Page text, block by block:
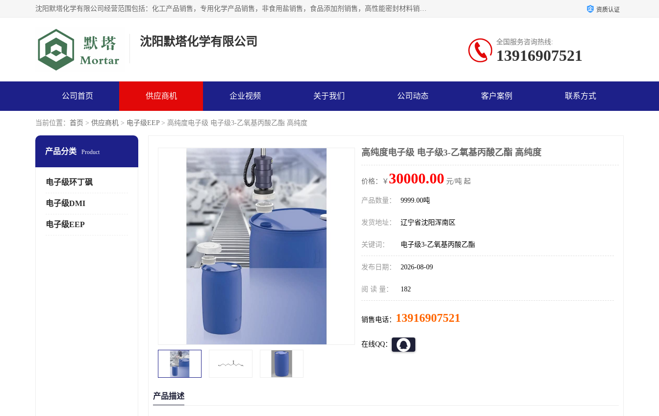
沈阳默塔化学有限公司经营范围包括：化工产品销售，专用化学产品销售，非食用盐销售，食品添加剂销售，高性能密封材料销售，涂料销售，合成材料销售，工程塑料及合成树脂销售等；主要产品有高纯电子级环丁砜，总金属离子可控制在ppb级别、纯度高、颜色浅、耐高温分解时间长，特别适合于半导体制造，硅片晶圆制造，清洗湿电子化学品，锂电池电解液，电子油墨，特种材料等高端行业；也适用于医药合成。 资质认证
沈阳默塔化学有限公司 全国服务咨询热线:
13916907521
公司首页 供应商机 企业视频 关于我们 公司动态 客户案例 联系方式
当前位置： 首页 > 供应商机 > 电子级EEP > 高纯度电子级 电子级3-乙氧基丙酸乙酯 高纯度
产品分类 Product
电子级环丁砜
电子级DMI
电子级EEP
高纯度电子级 电子级3-乙氧基丙酸乙酯 高纯度
价格：￥ 30000.00 元/吨 起
产品数量： 9999.00吨
发货地址： 辽宁省沈阳浑南区
关键词： 电子级3-乙氧基丙酸乙酯
发布日期： 2026-08-09
阅 读 量： 182
销售电话： 13916907521
在线QQ：
产品描述